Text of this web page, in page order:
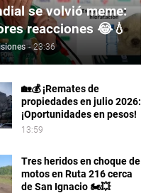
se volvió meme:
reacciones 😂💧
- 23:36
🏡💰 ¡Remates de
propiedades en julio 2026:
¡Oportunidades en pesos!
13:59
Tres heridos en choque de
motos en Ruta 216 cerca
de San Ignacio 🏍️💥